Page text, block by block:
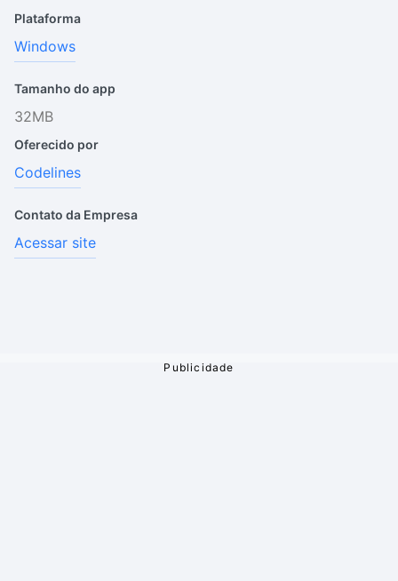
Plataforma
Windows
Tamanho do app
32MB
Oferecido por
Codelines
Contato da Empresa
Acessar site